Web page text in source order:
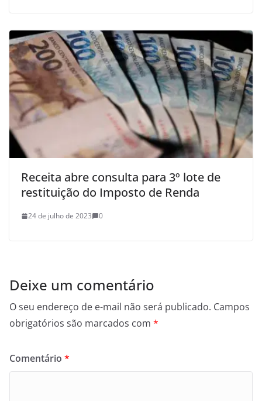
Receita abre consulta para 3º lote de
restituição do Imposto de Renda
24 de julho de 2023 0
Deixe um comentário
O seu endereço de e-mail não será publicado. Campos
obrigatórios são marcados com *
Comentário *